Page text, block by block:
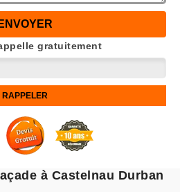
gratuitement
à Castelnau Durban